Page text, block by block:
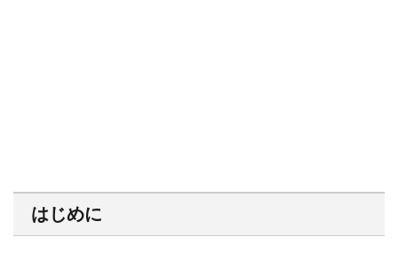
はじめに